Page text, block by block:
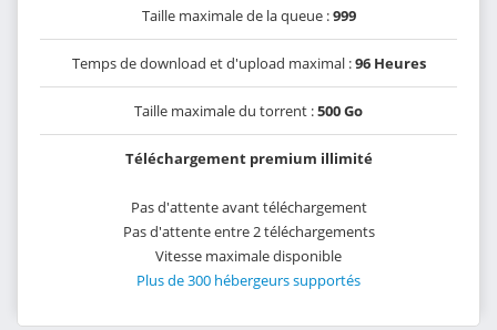
Taille maximale de la queue :999
Temps de download et d'upload maximal :96 Heures
Taille maximale du torrent :500 Go
Téléchargement premium illimité
Pas d'attente avant téléchargement
Pas d'attente entre 2 téléchargements
Vitesse maximale disponible
Plus de 300 hébergeurs supportés